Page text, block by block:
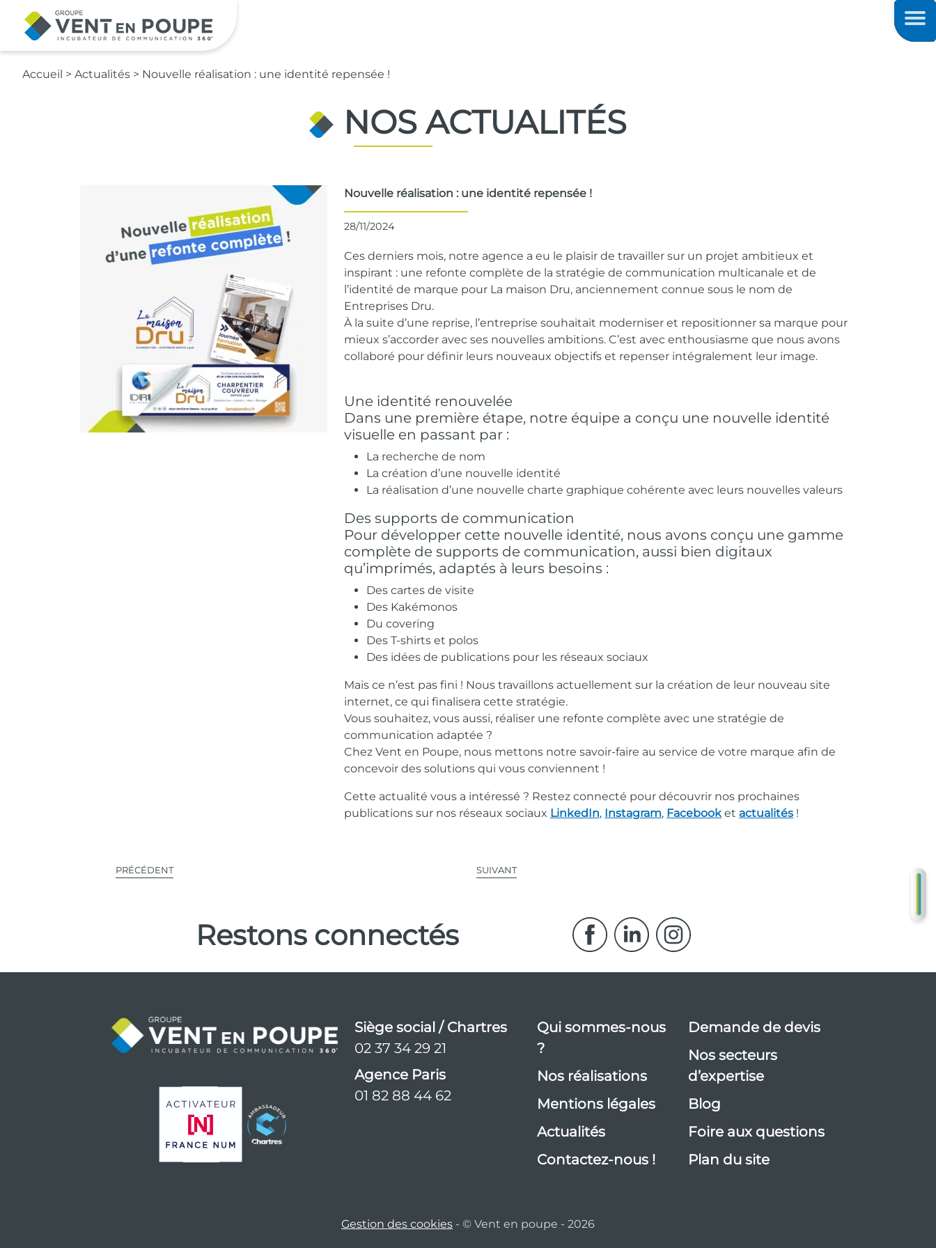
Accueil > Actualités > Nouvelle réalisation : une identité repensée !
NOS ACTUALITÉS
Nouvelle réalisation : une identité repensée !
28/11/2024
Ces derniers mois, notre agence a eu le plaisir de travailler sur un projet ambitieux et
inspirant : une refonte complète de la stratégie de communication multicanale et de
l’identité de marque pour La maison Dru, anciennement connue sous le nom de
Entreprises Dru.
À la suite d’une reprise, l’entreprise souhaitait moderniser et repositionner sa marque pour
mieux s’accorder avec ses nouvelles ambitions. C’est avec enthousiasme que nous avons
collaboré pour définir leurs nouveaux objectifs et repenser intégralement leur image.
Une identité renouvelée
Dans une première étape, notre équipe a conçu une nouvelle identité
visuelle en passant par :
La recherche de nom
La création d’une nouvelle identité
La réalisation d’une nouvelle charte graphique cohérente avec leurs nouvelles valeurs
Des supports de communication
Pour développer cette nouvelle identité, nous avons conçu une gamme
complète de supports de communication, aussi bien digitaux
qu’imprimés, adaptés à leurs besoins :
Des cartes de visite
Des Kakémonos
Du covering
Des T-shirts et polos
Des idées de publications pour les réseaux sociaux
Mais ce n’est pas fini ! Nous travaillons actuellement sur la création de leur nouveau site
internet, ce qui finalisera cette stratégie.
Vous souhaitez, vous aussi, réaliser une refonte complète avec une stratégie de
communication adaptée ?
Chez Vent en Poupe, nous mettons notre savoir-faire au service de votre marque afin de
concevoir des solutions qui vous conviennent !
Cette actualité vous a intéressé ? Restez connecté pour découvrir nos prochaines
publications sur nos réseaux sociaux LinkedIn, Instagram, Facebook et actualités !
PRÉCÉDENT SUIVANT
Restons connectés
Siège social / Chartres
02 37 34 29 21
Agence Paris
01 82 88 44 62
Qui sommes-nous
?
Nos réalisations
Mentions légales
Actualités
Contactez-nous !
Demande de devis
Nos secteurs
d’expertise
Blog
Foire aux questions
Plan du site
Gestion des cookies - © Vent en poupe - 2026